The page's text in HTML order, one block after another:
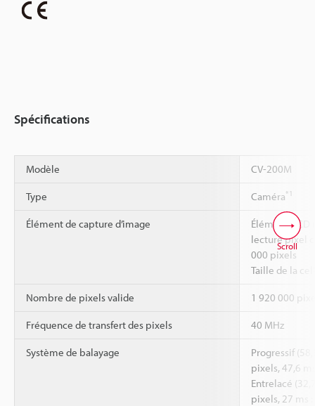
Spécifications
Modèle CV-200M
Type Caméra*1
Élément de capture d’image
Élément CCD
lecture pixel
000 pixels
Taille de la
Nombre de pixels valide 1 920 000
Fréquence de transfert des pixels 40 MHz
Système de balayage
Progressif
pixels, 47,6
Entrelacé
pixels, 27 ms
Scroll